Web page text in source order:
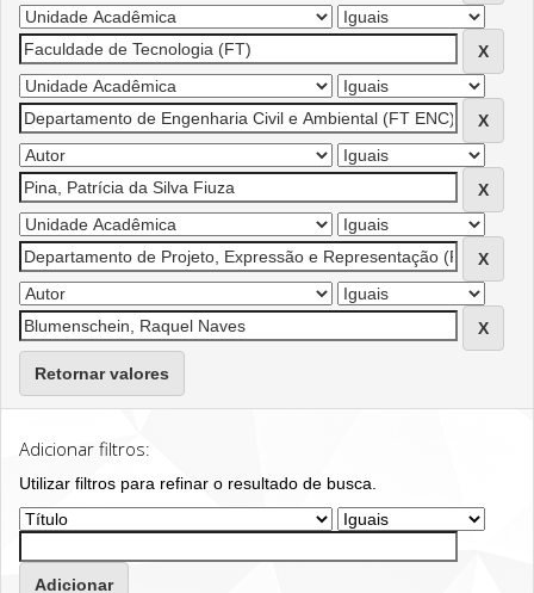
Retornar valores
Adicionar filtros:
Utilizar filtros para refinar o resultado de busca.